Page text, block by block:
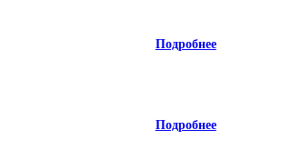
Подробнее
Подробнее